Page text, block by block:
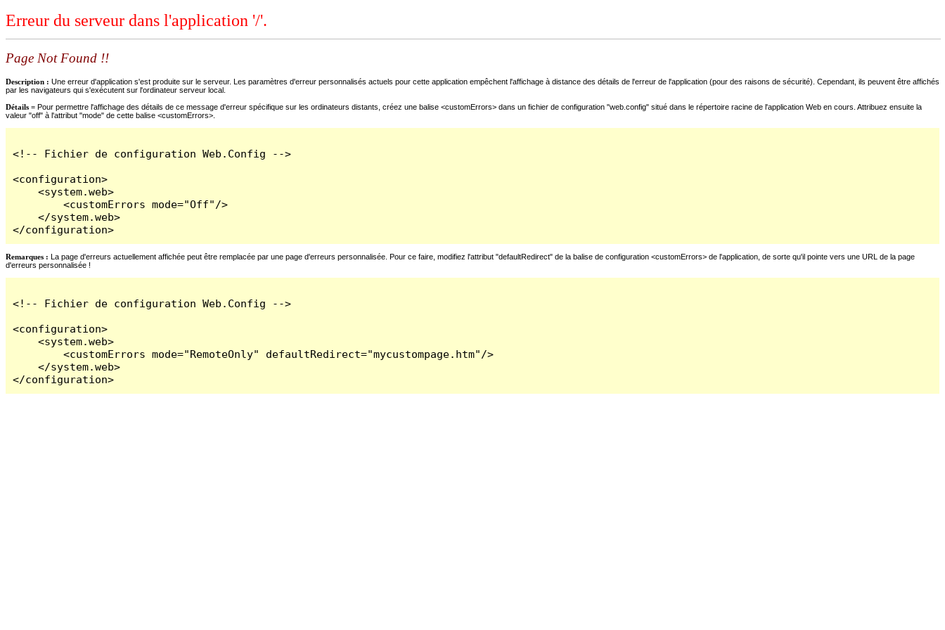
Erreur du serveur dans l'application '/'.
Page Not Found !!
Description : Une erreur d'application s'est produite sur le serveur. Les paramètres d'erreur personnalisés actuels pour cette application empêchent l'affichage à distance des détails de l'erreur de l'application (pour des raisons de sécurité). Cependant, ils peuvent être affichés
par les navigateurs qui s'exécutent sur l'ordinateur serveur local.
Détails = Pour permettre l'affichage des détails de ce message d'erreur spécifique sur les ordinateurs distants, créez une balise <customErrors> dans un fichier de configuration "web.config" situé dans le répertoire racine de l'application Web en cours. Attribuez ensuite la
valeur "off" à l'attribut "mode" de cette balise <customErrors>.
<!-- Fichier de configuration Web.Config -->
<configuration>
    <system.web>
        <customErrors mode="Off"/>
    </system.web>
</configuration>
Remarques : La page d'erreurs actuellement affichée peut être remplacée par une page d'erreurs personnalisée. Pour ce faire, modifiez l'attribut "defaultRedirect" de la balise de configuration <customErrors> de l'application, de sorte qu'il pointe vers une URL de la page
d'erreurs personnalisée !
<!-- Fichier de configuration Web.Config -->
<configuration>
    <system.web>
        <customErrors mode="RemoteOnly" defaultRedirect="mycustompage.htm"/>
    </system.web>
</configuration>